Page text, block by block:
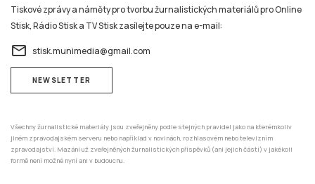
Tiskové zprávy a náměty pro tvorbu žurnalistických materiálů pro Online
Stisk, Rádio Stisk a TV Stisk zasílejte pouze na e-mail:
email stisk.munimedia@gmail.com
NEWSLETTER
Všechny žurnalistické materiály jsou zveřejněny podle stejných pravidel jako na kterémkoliv
jiném zpravodajském serveru nebo například v novinách, rozhlasovém nebo televizním
zpravodajství. Mazání už zveřejněných žurnalistických příspěvků (ani jejich částí) v jakékoli
formě není možné nyní ani v budoucnu.